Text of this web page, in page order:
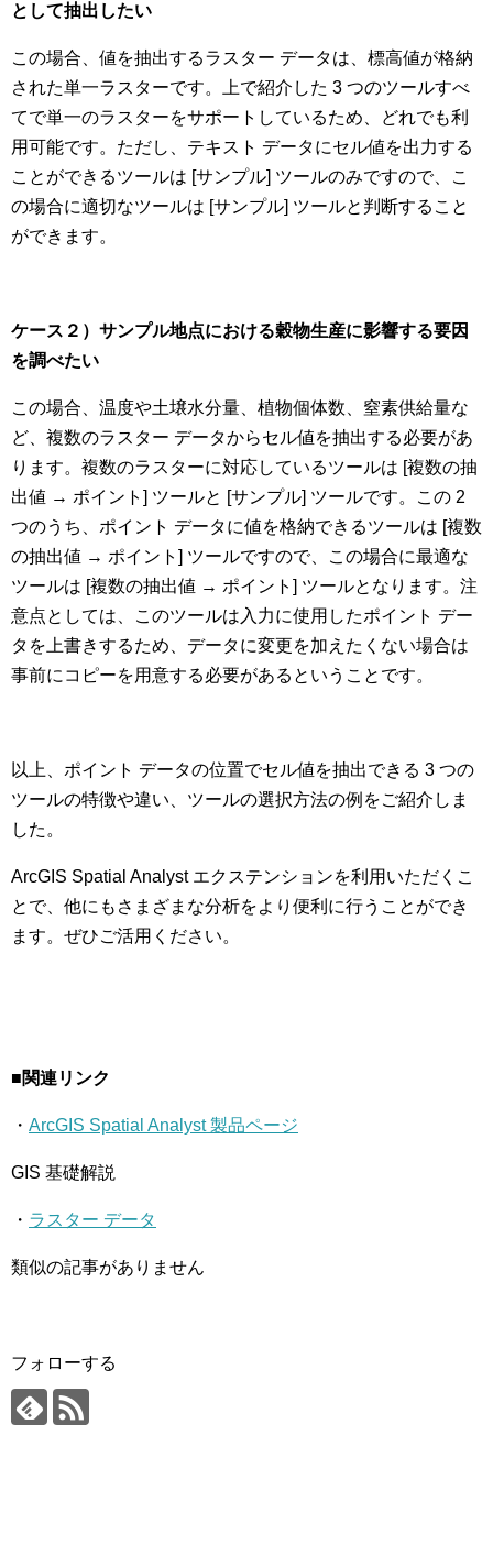
として抽出したい
この場合、値を抽出するラスター データは、標高値が格納
された単一ラスターです。上で紹介した 3 つのツールすべ
てで単一のラスターをサポートしているため、どれでも利
用可能です。ただし、テキスト データにセル値を出力する
ことができるツールは [サンプル] ツールのみですので、こ
の場合に適切なツールは [サンプル] ツールと判断すること
ができます。
ケース２）サンプル地点における穀物生産に影響する要因
を調べたい
この場合、温度や土壌水分量、植物個体数、窒素供給量な
ど、複数のラスター データからセル値を抽出する必要があ
ります。複数のラスターに対応しているツールは [複数の抽
出値 → ポイント] ツールと [サンプル] ツールです。この 2
つのうち、ポイント データに値を格納できるツールは [複数
の抽出値 → ポイント] ツールですので、この場合に最適な
ツールは [複数の抽出値 → ポイント] ツールとなります。注
意点としては、このツールは入力に使用したポイント デー
タを上書きするため、データに変更を加えたくない場合は
事前にコピーを用意する必要があるということです。
以上、ポイント データの位置でセル値を抽出できる 3 つの
ツールの特徴や違い、ツールの選択方法の例をご紹介しま
した。
ArcGIS Spatial Analyst エクステンションを利用いただくこ
とで、他にもさまざまな分析をより便利に行うことができ
ます。ぜひご活用ください。
■関連リンク
・ ArcGIS Spatial Analyst 製品ページ
GIS 基礎解説
・ ラスター データ
類似の記事がありません
フォローする